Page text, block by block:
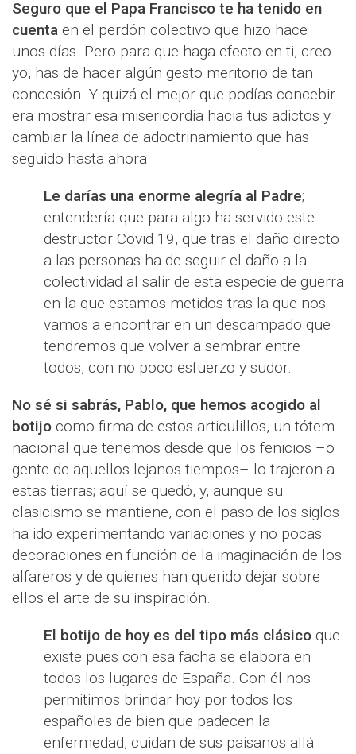
Seguro que el Papa Francisco te ha tenido en
cuenta en el perdón colectivo que hizo hace
unos días. Pero para que haga efecto en ti, creo
yo, has de hacer algún gesto meritorio de tan
concesión. Y quizá el mejor que podías concebir
era mostrar esa misericordia hacia tus adictos y
cambiar la línea de adoctrinamiento que has
seguido hasta ahora.
Le darías una enorme alegría al Padre;
entendería que para algo ha servido este
destructor Covid 19, que tras el daño directo
a las personas ha de seguir el daño a la
colectividad al salir de esta especie de guerra
en la que estamos metidos tras la que nos
vamos a encontrar en un descampado que
tendremos que volver a sembrar entre
todos, con no poco esfuerzo y sudor.
No sé si sabrás, Pablo, que hemos acogido al
botijo como firma de estos articulillos, un tótem
nacional que tenemos desde que los fenicios –o
gente de aquellos lejanos tiempos– lo trajeron a
estas tierras; aquí se quedó, y, aunque su
clasicismo se mantiene, con el paso de los siglos
ha ido experimentando variaciones y no pocas
decoraciones en función de la imaginación de los
alfareros y de quienes han querido dejar sobre
ellos el arte de su inspiración.
El botijo de hoy es del tipo más clásico que
existe pues con esa facha se elabora en
todos los lugares de España. Con él nos
permitimos brindar hoy por todos los
españoles de bien que padecen la
enfermedad, cuidan de sus paisanos allá